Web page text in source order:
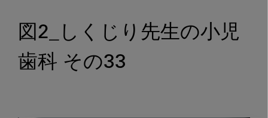
図2_しくじり先生の小児
歯科 その33